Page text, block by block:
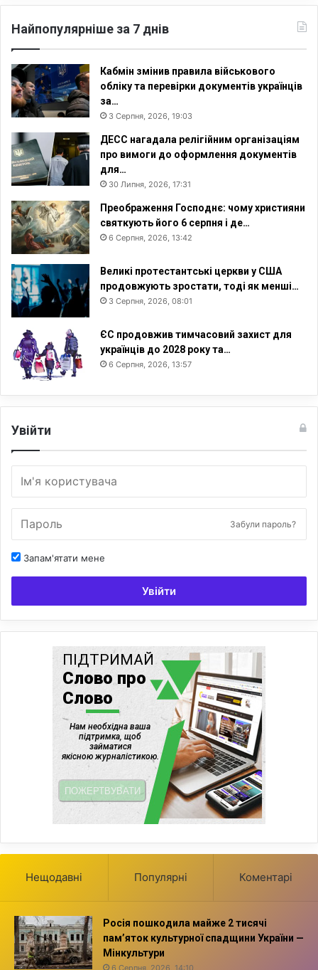
Найпопулярніше за 7 днів
Кабмін змінив правила військового
обліку та перевірки документів українців
за…
3 Серпня, 2026, 19:03
ДЕСС нагадала релігійним організаціям
про вимоги до оформлення документів
для…
30 Липня, 2026, 17:31
Преображення Господнє: чому християни
святкують його 6 серпня і де…
6 Серпня, 2026, 13:42
Великі протестантські церкви у США
продовжують зростати, тоді як менші…
3 Серпня, 2026, 08:01
ЄС продовжив тимчасовий захист для
українців до 2028 року та…
6 Серпня, 2026, 13:57
Увійти
Забули пароль?
Запам'ятати мене
Увійти
Нещодавні Популярні Коментарі
Росія пошкодила майже 2 тисячі
пам’яток культурної спадщини України —
Мінкультури
6 Серпня, 2026, 14:10